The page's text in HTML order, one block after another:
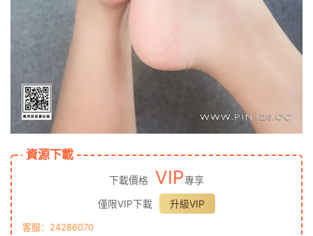
資源下載
下載價格 VIP專享
僅限VIP下載
升級VIP
客服：24286070